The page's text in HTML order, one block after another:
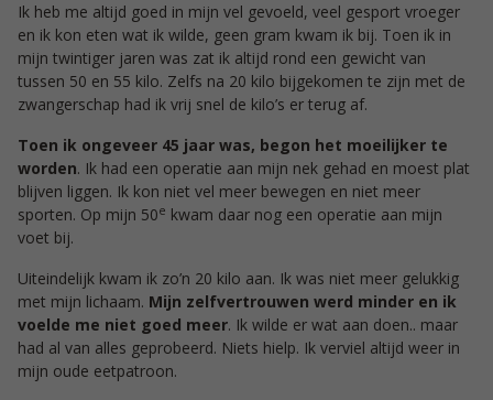
Ik heb me altijd goed in mijn vel gevoeld, veel gesport vroeger
en ik kon eten wat ik wilde, geen gram kwam ik bij. Toen ik in
mijn twintiger jaren was zat ik altijd rond een gewicht van
tussen 50 en 55 kilo. Zelfs na 20 kilo bijgekomen te zijn met de
zwangerschap had ik vrij snel de kilo’s er terug af.
Toen ik ongeveer 45 jaar was, begon het moeilijker te
worden. Ik had een operatie aan mijn nek gehad en moest plat
blijven liggen. Ik kon niet vel meer bewegen en niet meer
sporten. Op mijn 50e kwam daar nog een operatie aan mijn
voet bij.
Uiteindelijk kwam ik zo’n 20 kilo aan. Ik was niet meer gelukkig
met mijn lichaam. Mijn zelfvertrouwen werd minder en ik
voelde me niet goed meer. Ik wilde er wat aan doen.. maar
had al van alles geprobeerd. Niets hielp. Ik verviel altijd weer in
mijn oude eetpatroon.